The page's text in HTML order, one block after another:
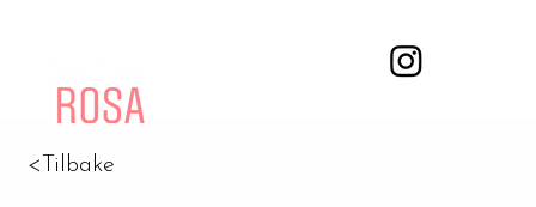
<Tilbake